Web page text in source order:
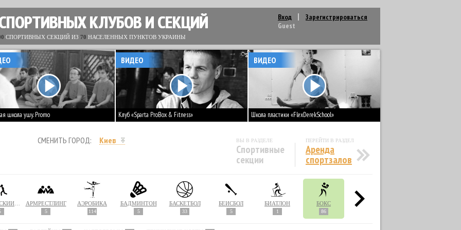
Вход
Зарегистрироваться
Guest
КЛУБОВ И СЕКЦИЙ
СПОРТИВНЫХ СЕКЦИЙ ИЗ 70 НАСЕЛЕННЫХ ПУНКТОВ УКРАИНЫ
школа ушу. Promo Клуб «Sparta ProBox & Fitness»
ВИДЕО
Школа пластики «FlexDerekSchool»
ВИДЕО
СМЕНИТЬ ГОРОД: Киев ВЫ В РАЗДЕЛЕ
Спортивные
секции
ПЕРЕЙТИ В РАЗДЕЛ
Аренда
спортзалов
АРМРЕСТЛИНГ
5
АЭРОБИКА
114
БАДМИНТОН
5
БАСКЕТБОЛ
33
БЕЙСБОЛ
5
БИАТЛОН
1
БОКС
86
ВЕЛОСПОРТ